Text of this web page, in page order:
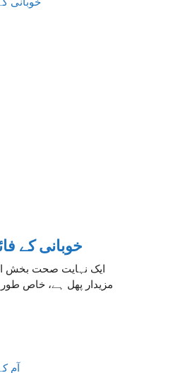
خوبانی کے
مزیدار پھل ہے، خاص طور